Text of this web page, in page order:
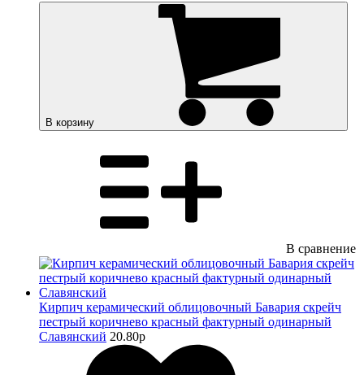
В корзину
В сравнение
Кирпич керамический облицовочный Бавария скрейч
пестрый коричнево красный фактурный одинарный
Славянский 20.80p